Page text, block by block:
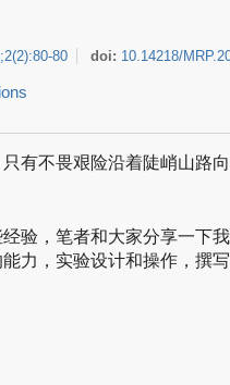
;2(2):80-80 doi: 10.14218/
有不畏艰险沿着陡峭山路
验，笔者和大家分享一下
力，实验设计和操作，撰